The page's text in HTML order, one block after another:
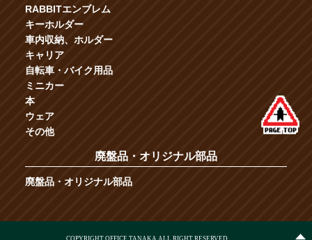
RABBITエンブレム
キーホルダー
車内収納、ホルダー
キャリア
自転車・バイク用品
ミニカー
本
ウェア
その他
廃盤品・オリジナル部品
廃盤品・オリジナル部品
COPYRIGHT OFFICE TANAKA ALL RIGHT RESERVED.